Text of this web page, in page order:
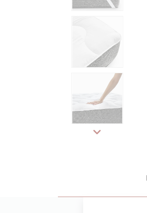
expand_more